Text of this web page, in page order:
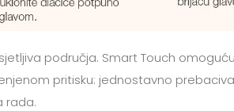
područja. Smart Touch
pritisku: jednostavno
rada.